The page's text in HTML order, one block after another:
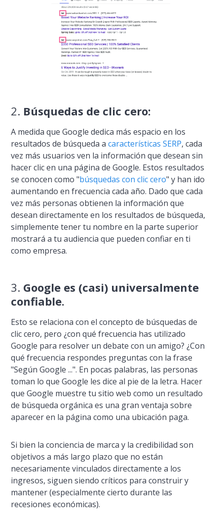
2. Búsquedas de clic cero:
A medida que Google dedica más espacio en los
resultados de búsqueda acaracterí­sticas SERP, cada
vez más usuarios ven la información que desean sin
hacer clic en una página de Google. Estos resultados
se conocen como "búsquedas con clic cero" y han ido
aumentando en frecuencia cada año. Dado que cada
vez más personas obtienen la información que
desean directamente en los resultados de búsqueda,
simplemente tener tu nombre en la parte superior
mostrará a tu audiencia que pueden confiar en ti
como empresa.
3. Google es (casi) universalmente
confiable.
Esto se relaciona con el concepto de búsquedas de
clic cero, pero ¿con qué frecuencia has utilizado
Google para resolver un debate con un amigo? ¿Con
qué frecuencia respondes preguntas con la frase
"Según Google ...". En pocas palabras, las personas
toman lo que Google les dice al pie de la letra. Hacer
que Google muestre tu sitio web como un resultado
de búsqueda orgánica es una gran ventaja sobre
aparecer en la página como una ubicación paga.
Si bien la conciencia de marca y la credibilidad son
objetivos a más largo plazo que no están
necesariamente vinculados directamente a los
ingresos, siguen siendo crí­ticos para construir y
mantener (especialmente cierto durante las
recesiones económicas).